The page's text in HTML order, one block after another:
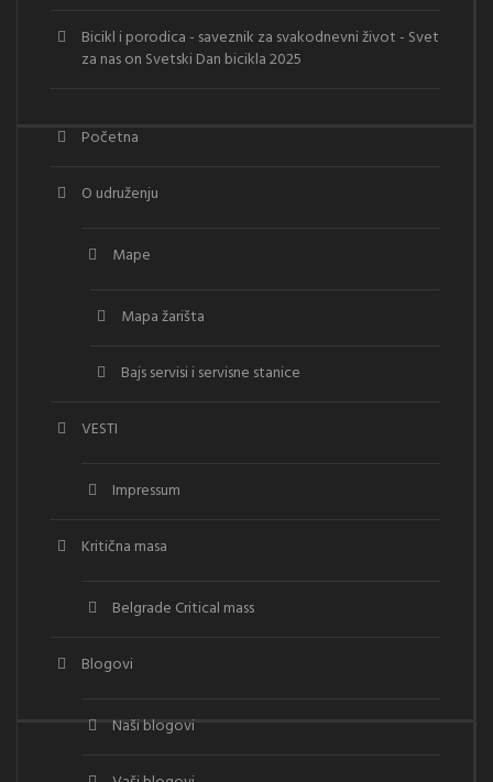
Bicikl i porodica - saveznik za svakodnevni život - Svet
za nason Svetski Dan bicikla 2025
Početna
O udruženju
Mape
Mapa žarišta
Bajs servisi i servisne stanice
VESTI
Impressum
Kritična masa
Belgrade Critical mass
Blogovi
Naši blogovi